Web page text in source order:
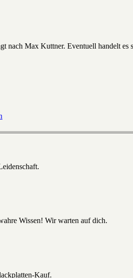
Max Kuttner. Eventuell handelt es
Wissen! Wir warten auf dich.
Kauf.